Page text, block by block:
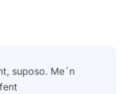
suposo. Me´n